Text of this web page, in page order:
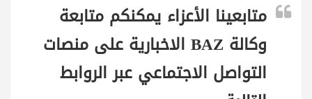
متابعينا الأعزاء يمكنكم متابعة
وكالة BAZ الاخبارية على منصات
التواصل الاجتماعي عبر الروابط